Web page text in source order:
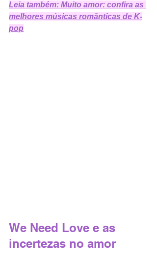
Leia também: Muito amor: confira as
melhores músicas românticas de K-
pop
We Need Love e as
incertezas no amor